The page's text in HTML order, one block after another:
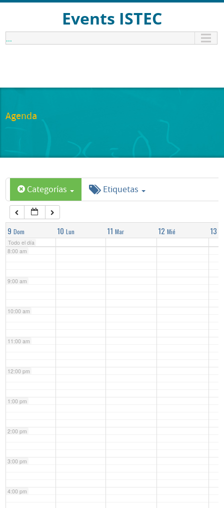
Events ISTEC
...
Agenda
Categorías Etiquetas
9 Dom 10 Lun 11 Mar 12 Mié 13
Todo el día
1:00 am
6:00 am
7:00 am
8:00 am
9:00 am
10:00 am
11:00 am
12:00 pm
1:00 pm
2:00 pm
3:00 pm
4:00 pm